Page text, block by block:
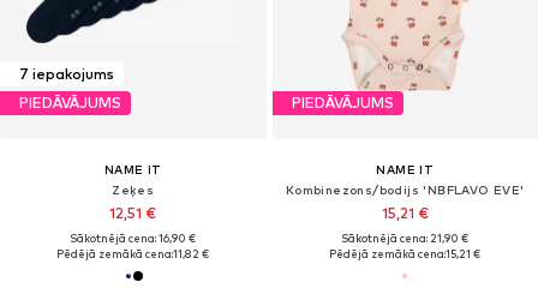
7 iepakojums
PIEDĀVĀJUMS
NAME IT
Zeķes
12,51 €
Sākotnējā cena: 16,90 €
Pēdējā zemākā cena:11,82 €
PIEDĀVĀJUMS
NAME IT
Kombinezons/bodijs 'NBFLAVO EVE'
15,21 €
Sākotnējā cena: 21,90 €
Pēdējā zemākā cena:15,21 €